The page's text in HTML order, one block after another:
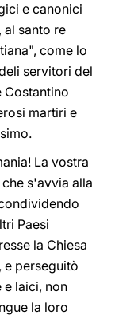
e canonici
santo re
come lo
servitori del
Costantino
martiri e
La vostra
s'avvia alla
Paesi
la Chiesa
e perseguitò
laici, non
la loro